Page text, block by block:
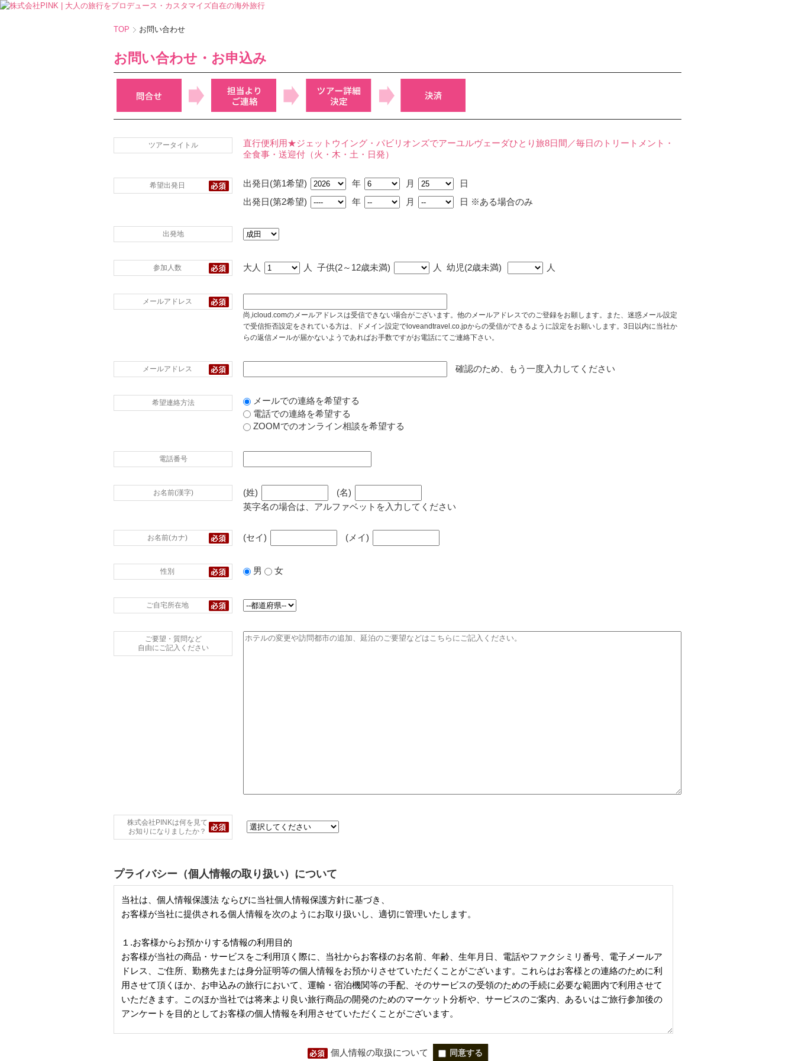
TOP お問い合わせ
お問い合わせ・お申込み
ツアータイトル
直行便利用★ジェットウイング・パビリオンズでアーユルヴェーダひとり旅8日間／毎日のトリートメント・
全食事・送迎付（火・木・土・日発）
希望出発日 出発日(第1希望) 年 月
日
出発日(第2希望)
年 月 日 ※ある場合のみ
出発地
参加人数 大人 人 子供(2～12歳未満) 人 幼児(2歳未満) 人
メールアドレス
尚,icloud.comのメールアドレスは受信できない場合がございます。他のメールアドレスでのご登録をお願します。また、迷惑メール設定
で受信拒否設定をされている方は、ドメイン設定でloveandtravel.co.jpからの受信ができるように設定をお願いします。3日以内に当社か
らの返信メールが届かないようであればお手数ですがお電話にてご連絡下さい。
メールアドレス 確認のため、もう一度入力してください
希望連絡方法
メールでの連絡を希望する
電話での連絡を希望する
ZOOMでのオンライン相談を希望する
電話番号
お名前(漢字) (姓)
(名)
英字名の場合は、アルファベットを入力してください
お名前(カナ) (セイ) (メイ)
性別 男 女
ご自宅所在地
ご要望・質問など
自由にご記入ください
株式会社PINKは何を見て
お知りになりましたか？
プライバシー（個人情報の取り扱い）について
個人情報の取扱について 同意する